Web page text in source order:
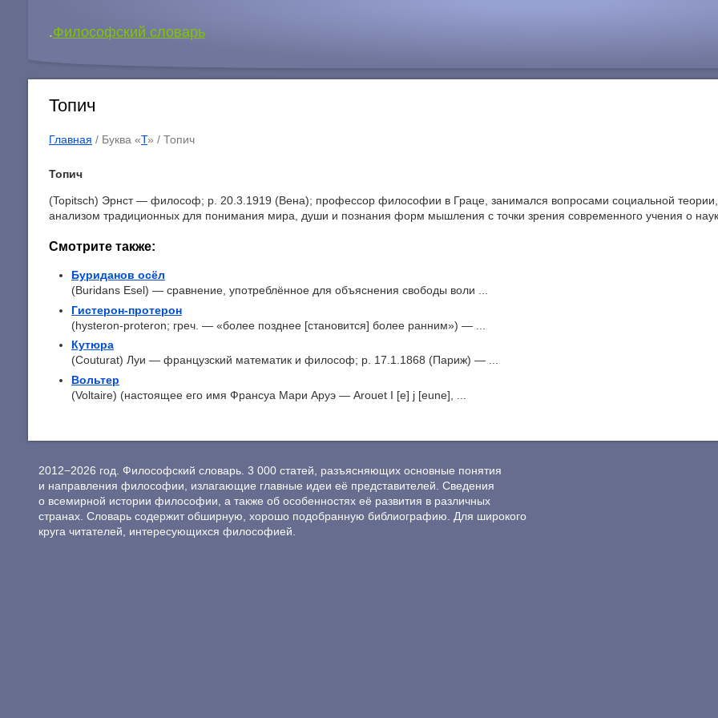
.Философский словарь
Топич
Главная / Буква «Т» / Топич
Топич
(Topitsch) Эрнст — философ; p. 20.3.1919 (Вена); профессор философии в Граце, занимался вопросами социальной теории,
анализом традиционных для понимания мира, души и познания форм мышления с точки зрения современного учения о
Смотрите также:
Буриданов осёл
(Buridans Esel) — сравнение, употреблённое для объяснения свободы воли ...
Гистерон-протерон
(hysteron-proteron; греч. — «более позднее [становится] более ранним») — ...
Кутюра
(Couturat) Луи — французский математик и философ; р. 17.1.1868 (Париж) — ...
Вольтер
(Voltaire) (настоящее его имя Франсуа Мари Аруэ — Arouet I [е] j [eune], ...
2012−2026 год. Философский словарь. 3 000 статей, разъясняющих основные понятия
и направления философии, излагающие главные идеи её представителей. Сведения
о всемирной истории философии, а также об особенностях её развития в различных
странах. Словарь содержит обширную, хорошо подобранную библиографию. Для широкого
круга читателей, интересующихся философией.